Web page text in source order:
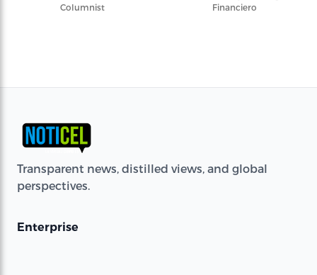
Columnist
Financiero
Transparent news, distilled views, and global
perspectives.
Enterprise